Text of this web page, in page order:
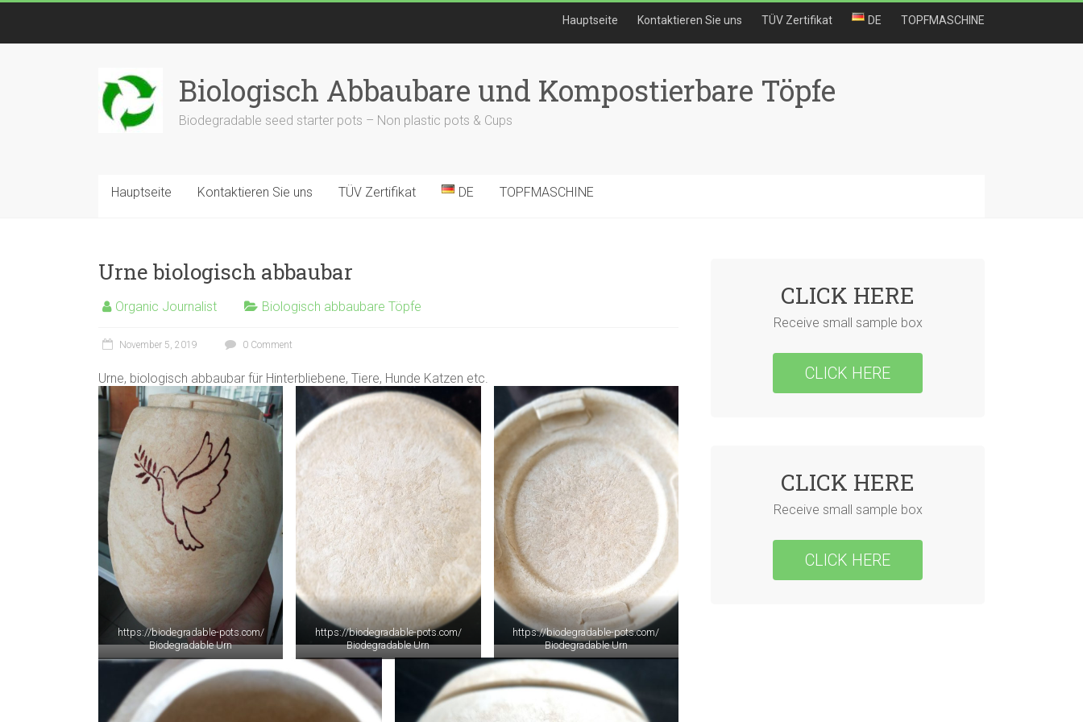
Hauptseite Kontaktieren Sie uns TÜV Zertifikat DE TOPFMASCHINE
Biologisch Abbaubare und Kompostierbare Töpfe
Biodegradable seed starter pots – Non plastic pots & Cups
Hauptseite Kontaktieren Sie uns TÜV Zertifikat DE TOPFMASCHINE
Urne biologisch abbaubar
Organic Journalist Biologisch abbaubare Töpfe
November 5, 2019 0 Comment
Urne, biologisch abbaubar für Hinterbliebene, Tiere, Hunde Katzen etc.
https://biodegradable-pots.com/
Biodegradable Urn
https://biodegradable-pots.com/
Biodegradable Urn
https://biodegradable-pots.com/
Biodegradable Urn
CLICK HERE
Receive small sample box
CLICK HERE
CLICK HERE
Receive small sample box
CLICK HERE